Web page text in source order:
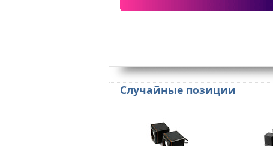
Случайные позиции